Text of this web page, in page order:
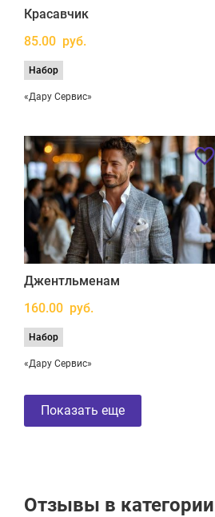
Красавчик
85.00 руб.
Набор
«Дару Сервис»
Джентльменам
160.00 руб.
Набор
«Дару Сервис»
Показать еще
Отзывы в